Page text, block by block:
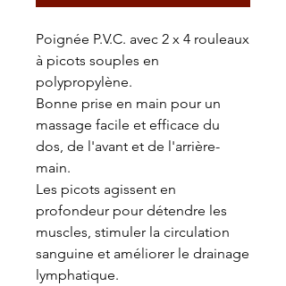
Poignée P.V.C. avec 2 x 4 rouleaux
à picots souples en
polypropylène.
Bonne prise en main pour un
massage facile et efficace du
dos, de l'avant et de l'arrière-
main.
Les picots agissent en
profondeur pour détendre les
muscles, stimuler la circulation
sanguine et améliorer le drainage
lymphatique.